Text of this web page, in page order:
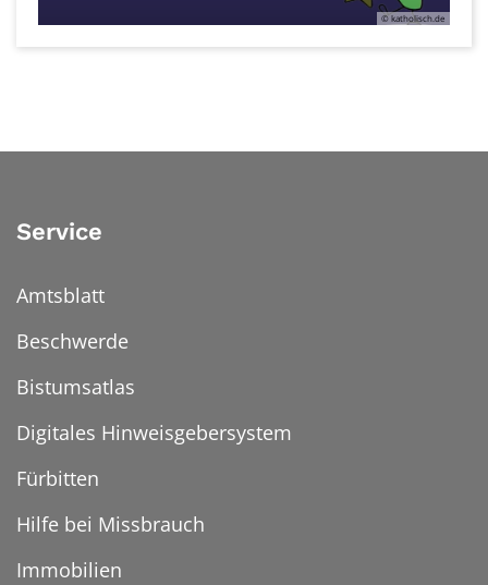
© katholisch.de
Service
Amtsblatt
Beschwerde
Bistumsatlas
Digitales Hinweisgebersystem
Fürbitten
Hilfe bei Missbrauch
Immobilien